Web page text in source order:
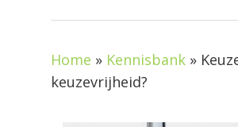
Home » Kennisbank »
keuzevrijheid?